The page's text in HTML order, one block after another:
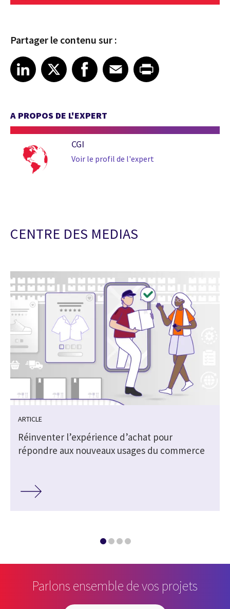
Partager le contenu sur :
Share article on LinkedIn
LinkedIn
Share article on XShare article on Facebook
Facebook
Share article on Email
EmailShare article on Print
A PROPOS DE L'EXPERT
CGI
Voir le profil de l'expert
CENTRE DES MEDIAS
ARTICLE
Réinventer l’expérience d’achat pour
répondre aux nouveaux usages du commerce
Parlons ensemble de vos projets